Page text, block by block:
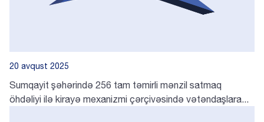
20 avqust 2025
Sumqayit şəhərində 256 tam təmirli mənzil satmaq
öhdəliyi ilə kirayə mexanizmi çərçivəsində vətəndaşlara...